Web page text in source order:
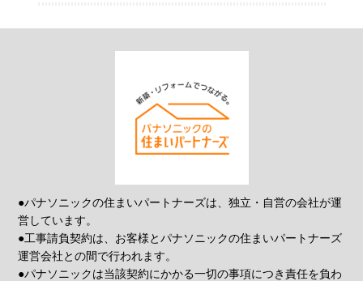
●パナソニックの住まいパートナーズは、独立・自営の会社が運
営しています。
●工事請負契約は、お客様とパナソニックの住まいパートナーズ
運営会社との間で行われます。
●パナソニックは当該契約にかかる一切の事項につき責任を負わ